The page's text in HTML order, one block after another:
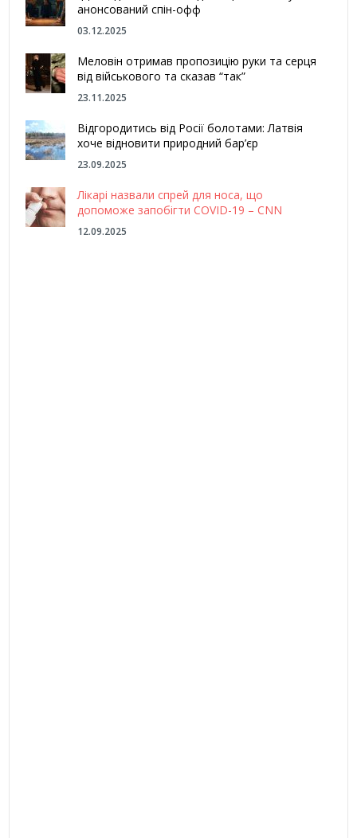
анонсований спін-офф
03.12.2025
Меловін отримав пропозицію руки та серця
від військового та сказав “так”
23.11.2025
Відгородитись від Росії болотами: Латвія
хоче відновити природний бар’єр
23.09.2025
Лікарі назвали спрей для носа, що
допоможе запобігти COVID-19 – CNN
12.09.2025